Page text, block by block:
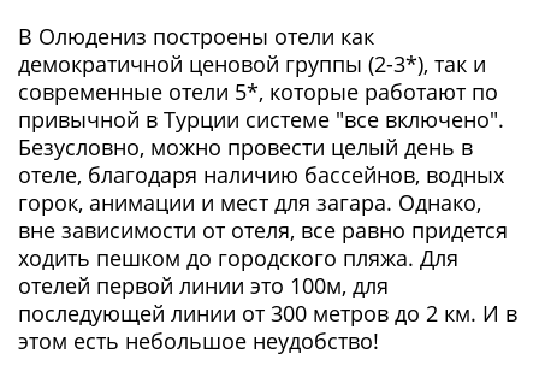
В Олюдениз построены отели как
демократичной ценовой группы (2-3*), так и
современные отели 5*, которые работают по
привычной в Турции системе "все включено".
Безусловно, можно провести целый день в
отеле, благодаря наличию бассейнов, водных
горок, анимации и мест для загара. Однако,
вне зависимости от отеля, все равно придется
ходить пешком до городского пляжа. Для
отелей первой линии это 100м, для
последующей линии от 300 метров до 2 км. И в
этом есть небольшое неудобство!